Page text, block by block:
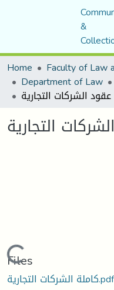
&
Home
Department of Law
التجارية
Loading...
Files
كاملة الشركات التجارية.pdf